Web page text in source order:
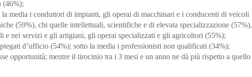
(46%);
la media i conduttori di impianti, gli operai di macchinari e i conducenti di veicoli
(59%), chi quelle intellettuali, scientifiche e di elevata specializzazione (57%),
e nei servizi e gli artigiani, gli operai specializzati e gli agricoltori (55%);
d’ufficio (54%); sotto la media i professionisti non qualificati (34%);
opportunità; mentre il tirocinio tra i 3 mesi e un anno ne dà più rispetto a quello